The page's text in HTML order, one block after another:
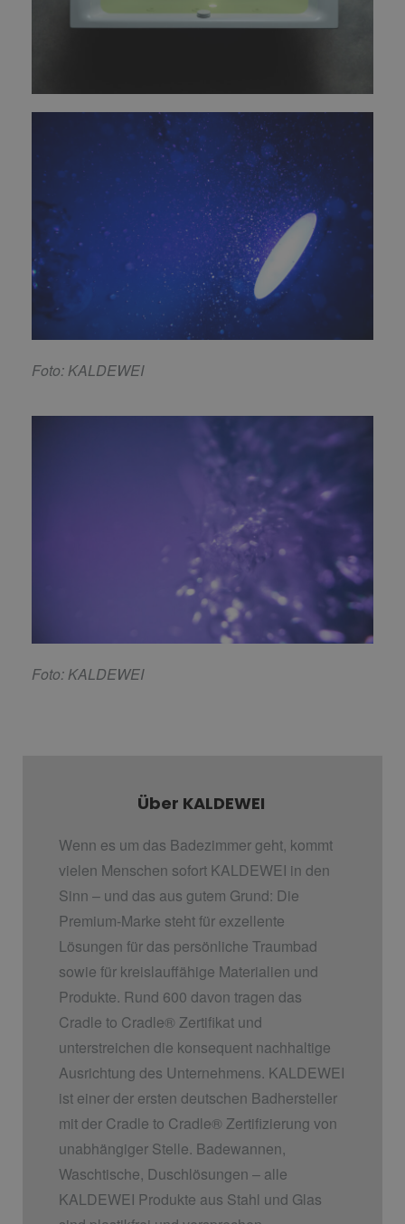
Foto: KALDEWEI
Foto: KALDEWEI
Über KALDEWEI
Wenn es um das Badezimmer geht, kommt
vielen Menschen sofort KALDEWEI in den
Sinn – und das aus gutem Grund: Die
Premium-Marke steht für exzellente
Lösungen für das persönliche Traumbad
sowie für kreislauffähige Materialien und
Produkte. Rund 600 davon tragen das
Cradle to Cradle® Zertifikat und
unterstreichen die konsequent nachhaltige
Ausrichtung des Unternehmens. KALDEWEI
ist einer der ersten deutschen Badhersteller
mit der Cradle to Cradle® Zertifizierung von
unabhängiger Stelle. Badewannen,
Waschtische, Duschlösungen – alle
KALDEWEI Produkte aus Stahl und Glas